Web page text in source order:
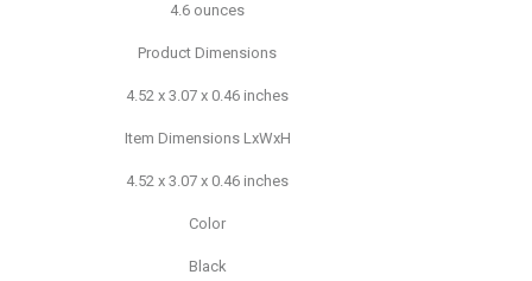
4.6 ounces
Product Dimensions
4.52 x 3.07 x 0.46 inches
Item Dimensions LxWxH
4.52 x 3.07 x 0.46 inches
Color
Black